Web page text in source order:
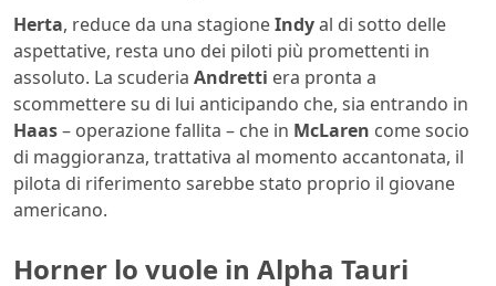
Herta, reduce da una stagioneIndyal di sotto delle
aspettative, resta uno dei piloti più promettenti in
assoluto. La scuderia Andretti era pronta a
scommettere su di lui anticipando che, sia entrando in
Haas– operazione fallita – che in McLaren come socio
di maggioranza, trattativa al momento accantonata, il
pilota di riferimento sarebbe stato proprio il giovane
americano.
Horner lo vuole in Alpha Tauri